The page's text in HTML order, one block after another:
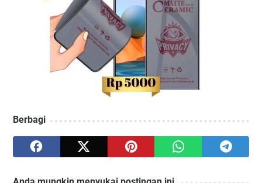
Berbagi